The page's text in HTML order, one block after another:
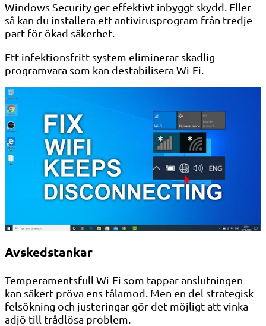
Windows Security ger effektivt inbyggt skydd. Eller
så kan du installera ett antivirusprogram från tredje
part för ökad säkerhet.
Ett infektionsfritt system eliminerar skadlig
programvara som kan destabilisera Wi-Fi.
Avskedstankar
Temperamentsfull Wi-Fi som tappar anslutningen
kan säkert pröva ens tålamod. Men en del strategisk
felsökning och justeringar gör det möjligt att vinka
adjö till trådlösa problem.